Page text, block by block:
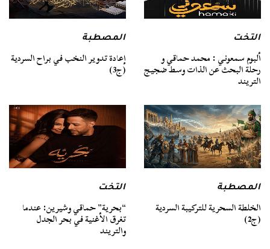
التخت
ألبوم سمعوني : محمد حماقي و
رحلة البحث عن الذات وسط ضجيج
التريند
المصطبة
إعادة تدوير النخب في براح السردية
(ج3)
المصطبة
الخلطة السحرية للتركيبة السردية
(ج2)
التخت
“بحرية” حماقي وشيرين: عندما
تغرق الأغنية في بحر الجدل
والتريند